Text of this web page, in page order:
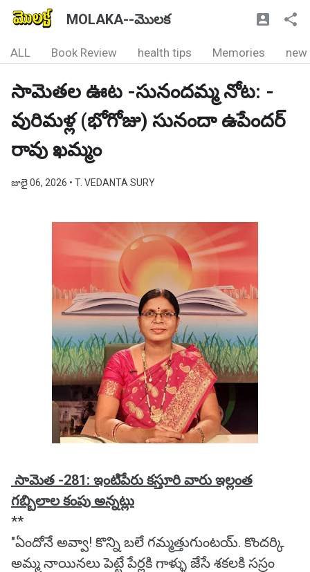
MOLAKA--మొలక
ALL Book Review health tips Memories new
సామెతల ఊట -సునందమ్మ నోట: -
వురిమళ్ల (భోగోజు) సునందా ఉపేందర్
రావు ఖమ్మం
జులై 06, 2026 • T. VEDANTA SURY
సామెత -281: ఇంటిపేరు కస్తూరి వారు ఇల్లంత
గబ్బిలాల కంపు అన్నట్లు
**
"ఏందోనే అవ్వా! కొన్ని బలే గమ్మత్తుగుంటయ్. కొందర్కి
అమ్మ నాయినలు పెట్టే పేర్లకి గాళ్ళు జేసే శకలకి సస్రం